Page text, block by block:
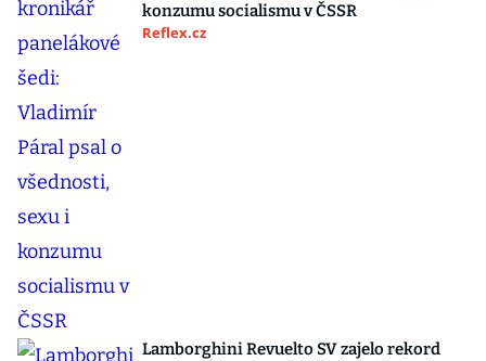
konzumu socialismu v ČSSR
Reflex.cz
Lamborghini Revuelto SV zajelo rekord